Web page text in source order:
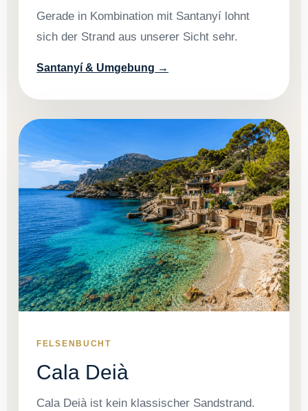
Gerade in Kombination mit Santanyí lohnt
sich der Strand aus unserer Sicht sehr.
Santanyí & Umgebung →
FELSENBUCHT
Cala Deià
Cala Deià ist kein klassischer Sandstrand.